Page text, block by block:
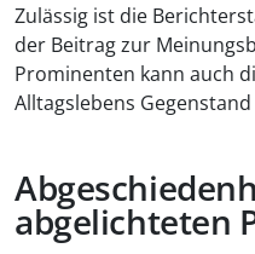
Zulässig ist die
der Beitrag zur
Prominenten kann auch
Alltagslebens
abgelichteten